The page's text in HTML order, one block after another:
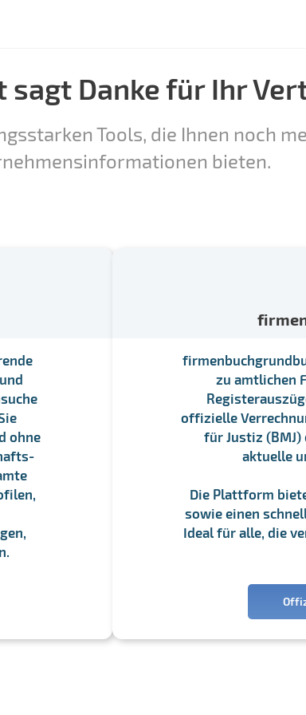
Danke für Ihr
Tools, die Ihnen noch
bieten.
ohne
zu amtlichen
offizielle
für Justiz
aktuelle
Die Plattform
sowie einen
Ideal für alle, die